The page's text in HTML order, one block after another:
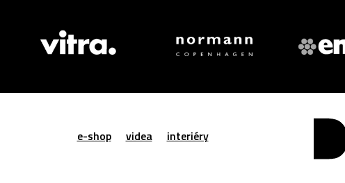
e-shop videa interiéry